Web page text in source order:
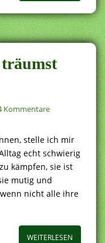
Kommentare
stelle ich mir
echt schwierig
kämpfen, sie ist
mutig und
nicht alle ihre
WEITERLESEN